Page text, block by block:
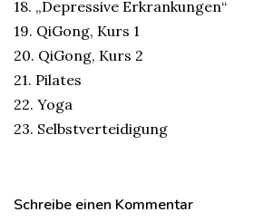
18. „Depressive Erkrankungen“
19. QiGong, Kurs 1
20. QiGong, Kurs 2
21. Pilates
22. Yoga
23. Selbstverteidigung
Schreibe einen Kommentar